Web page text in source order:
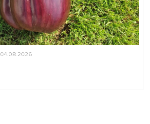
04.08.2026